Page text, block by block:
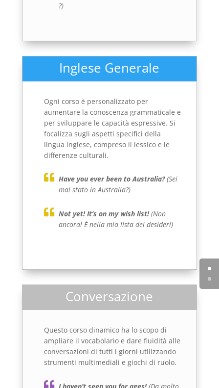
?)
Inglese Generale
Ogni corso è personalizzato per
aumentare la conoscenza grammaticale e
per sviluppare le capacità espressive. Si
focalizza sugli aspetti specifici della
lingua inglese, compreso il lessico e le
differenze culturali.
Have you ever been to Australia?(Sei
mai stato in Australia?)
Not yet! It’s on my wish list!(Non
ancora! È nella mia lista dei desideri)
Conversazione
Questo corso dinamico ha lo scopo di
ampliare il vocabolario e dare fluidità alle
conversazioni di tutti i giorni utilizzando
strumenti multimediali e giochi di ruolo.